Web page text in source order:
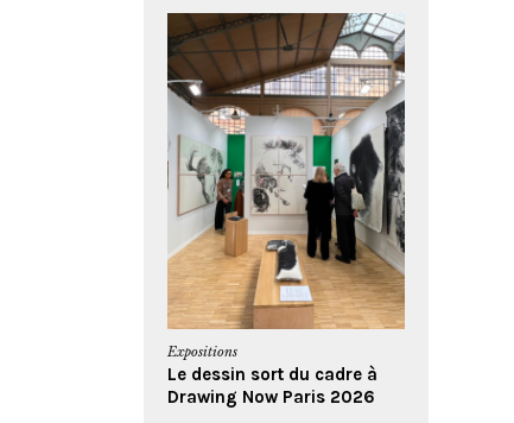
Expositions
Le dessin sort du cadre à
Drawing Now Paris 2026